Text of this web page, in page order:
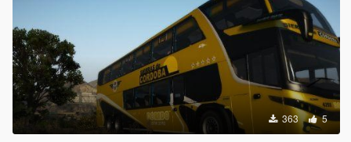
363 5